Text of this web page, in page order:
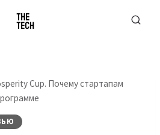
Cup. Почему стартапам